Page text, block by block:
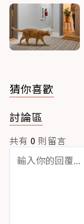
猜你喜歡
討論區
共有 0 則留言